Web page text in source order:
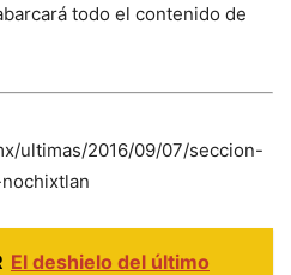
todo el contenido de
ultimas/2016/09/07/seccion-
El deshielo del último